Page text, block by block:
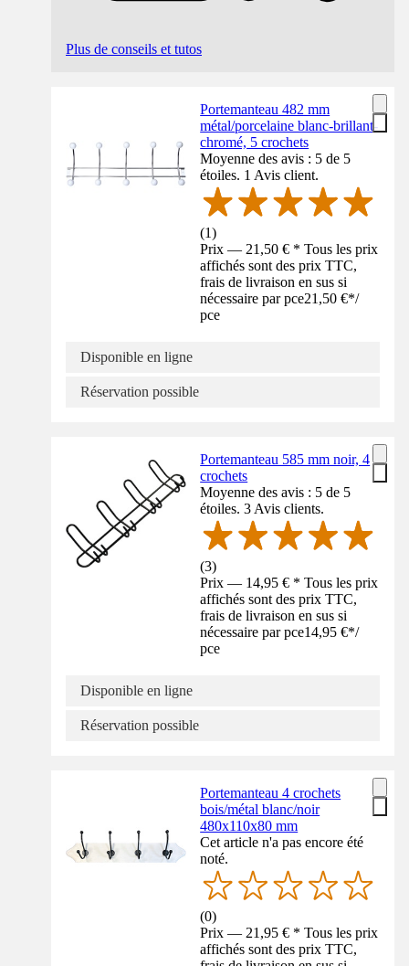
Plus de conseils et tutos
Portemanteau 482 mm
métal/porcelaine blanc-brillant-
chromé, 5 crochets
Moyenne des avis : 5 de 5
étoiles. 1 Avis client.
(1)
Prix — 21,50 € * Tous les prix
affichés sont des prix TTC,
frais de livraison en sus si
nécessaire par pce21,50 €*/
pce
Disponible en ligne
Réservation possible
Portemanteau 585 mm noir, 4
crochets
Moyenne des avis : 5 de 5
étoiles. 3 Avis clients.
(3)
Prix — 14,95 € * Tous les prix
affichés sont des prix TTC,
frais de livraison en sus si
nécessaire par pce14,95 €*/
pce
Disponible en ligne
Réservation possible
Portemanteau 4 crochets
bois/métal blanc/noir
480x110x80 mm
Cet article n'a pas encore été
noté.
(0)
Prix — 21,95 € * Tous les prix
affichés sont des prix TTC,